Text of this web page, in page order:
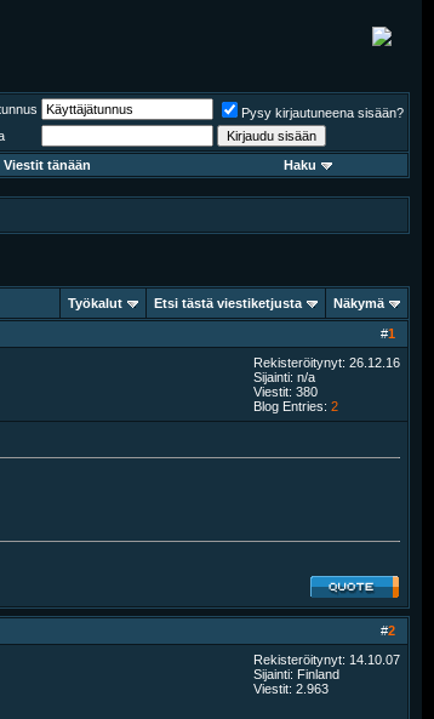
Pysy kirjautuneena sisään?
Viestit tänään Haku
Työkalut Etsi tästä viestiketjusta Näkymä
#1
Rekisteröitynyt: 26.12.16
Sijainti: n/a
Viestit: 380
Blog Entries: 2
#2
Rekisteröitynyt: 14.10.07
Sijainti: Finland
Viestit: 2.963